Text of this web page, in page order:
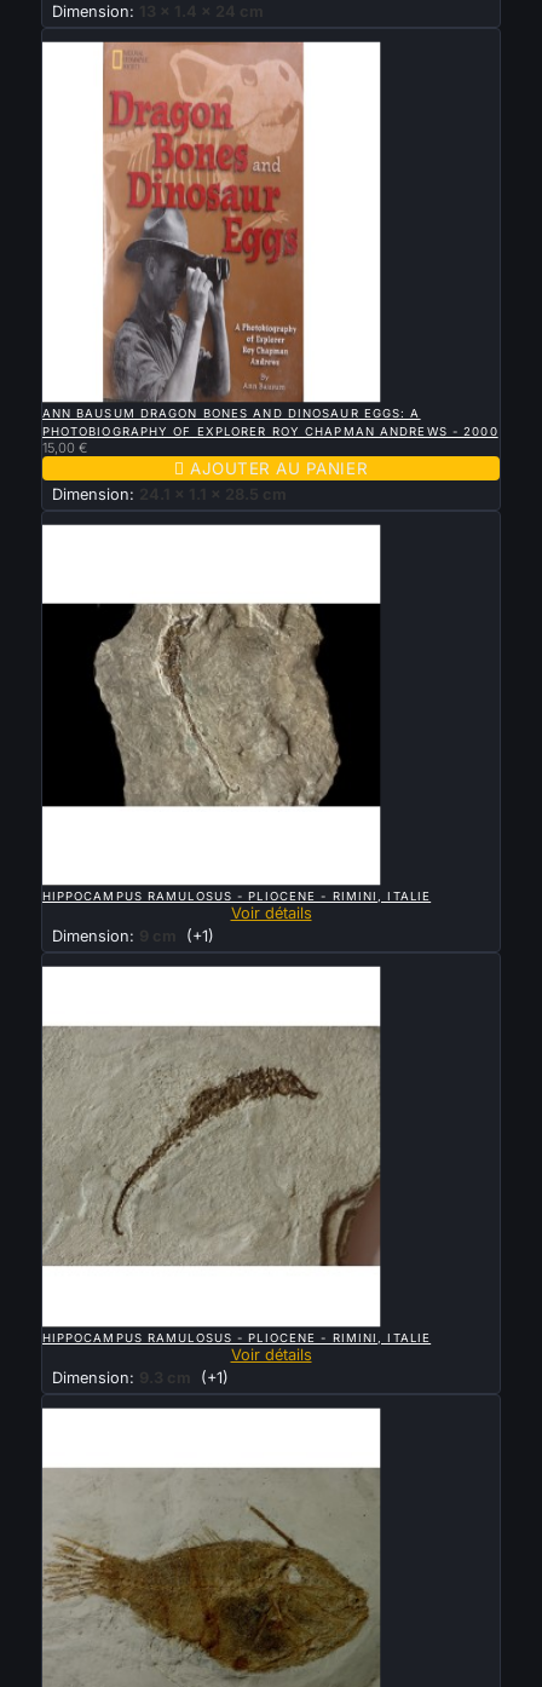
Dimension: 13 x 1.4 x 24 cm
Nouveau
APERÇU RAPIDE
ANN BAUSUM DRAGON BONES AND DINOSAUR EGGS: A
PHOTOBIOGRAPHY OF EXPLORER ROY CHAPMAN ANDREWS - 2000
15,00 €
 AJOUTER AU PANIER
Dimension: 24.1 x 1.1 x 28.5 cm
Vendu
HIPPOCAMPUS RAMULOSUS - PLIOCENE - RIMINI, ITALIE
Voir détails
Dimension:
9 cm (+1)
Vendu
HIPPOCAMPUS RAMULOSUS - PLIOCENE - RIMINI, ITALIE
Voir détails
Dimension:
9.3 cm (+1)
Vendu